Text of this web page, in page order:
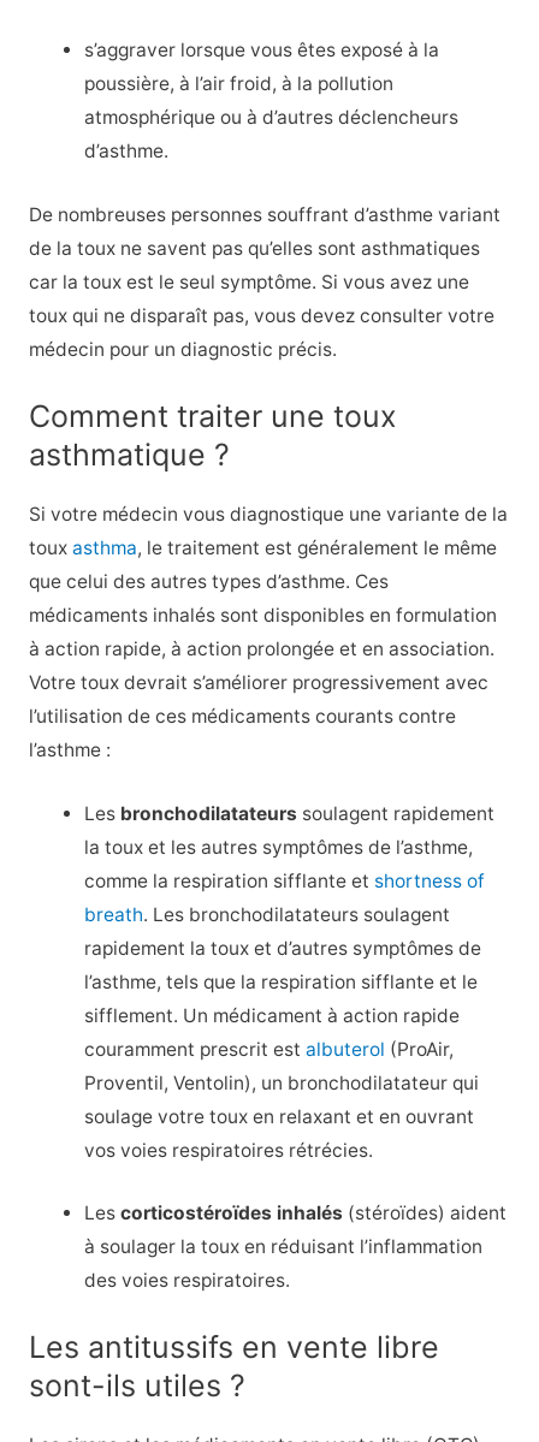
s’aggraver lorsque vous êtes exposé à la
poussière, à l’air froid, à la pollution
atmosphérique ou à d’autres déclencheurs
d’asthme.
De nombreuses personnes souffrant d’asthme variant
de la toux ne savent pas qu’elles sont asthmatiques
car la toux est le seul symptôme. Si vous avez une
toux qui ne disparaît pas, vous devez consulter votre
médecin pour un diagnostic précis.
Comment traiter une toux
asthmatique ?
Si votre médecin vous diagnostique une variante de la
toux asthma, le traitement est généralement le même
que celui des autres types d’asthme. Ces
médicaments inhalés sont disponibles en formulation
à action rapide, à action prolongée et en association.
Votre toux devrait s’améliorer progressivement avec
l’utilisation de ces médicaments courants contre
l’asthme :
Les bronchodilatateurs soulagent rapidement
la toux et les autres symptômes de l’asthme,
comme la respiration sifflante et shortness of
breath. Les bronchodilatateurs soulagent
rapidement la toux et d’autres symptômes de
l’asthme, tels que la respiration sifflante et le
sifflement. Un médicament à action rapide
couramment prescrit estalbuterol (ProAir,
Proventil, Ventolin), un bronchodilatateur qui
soulage votre toux en relaxant et en ouvrant
vos voies respiratoires rétrécies.
Lescorticostéroïdes inhalés (stéroïdes) aident
à soulager la toux en réduisant l’inflammation
des voies respiratoires.
Les antitussifs en vente libre
sont-ils utiles ?